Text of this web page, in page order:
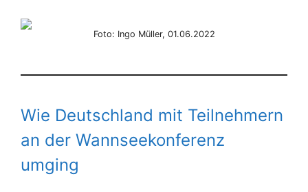
Foto: Ingo Müller, 01.06.2022
Wie Deutschland mit Teilnehmern
an der Wannseekonferenz
umging